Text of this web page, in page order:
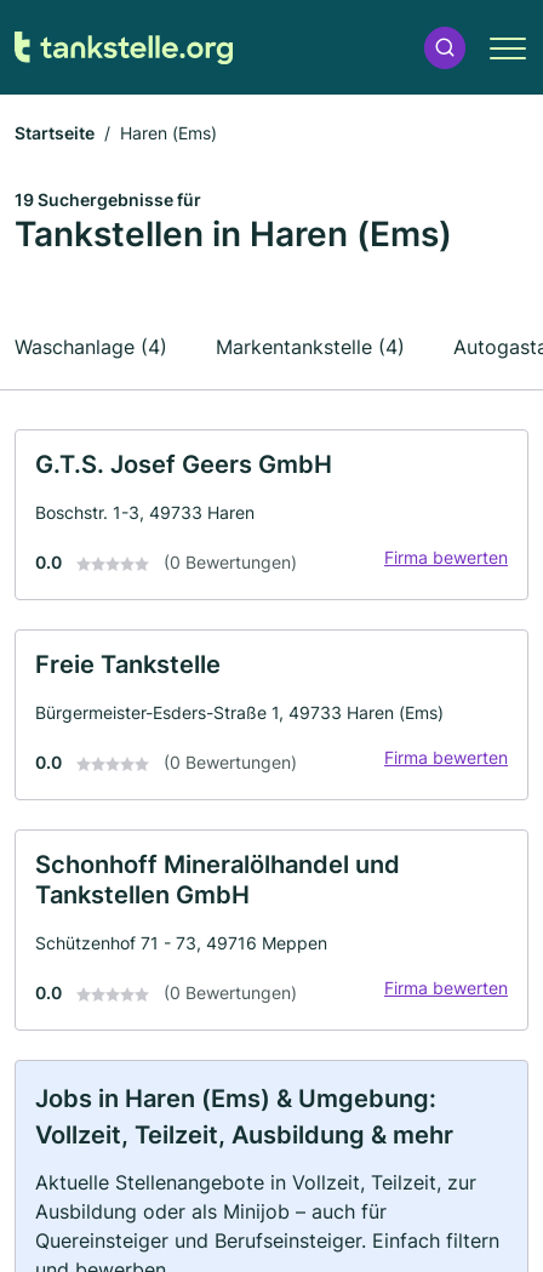
Startseite Haren (Ems)
19 Suchergebnisse für
Tankstellen in Haren (Ems)
Waschanlage (4) Markentankstelle (4)
G.T.S. Josef Geers GmbH
Boschstr. 1-3, 49733 Haren
0.0 (0 Bewertungen) Firma bewerten
Freie Tankstelle
Bürgermeister-Esders-Straße 1, 49733 Haren (Ems)
0.0 (0 Bewertungen) Firma bewerten
Schonhoff Mineralölhandel und
Tankstellen GmbH
Schützenhof 71 - 73, 49716 Meppen
0.0 (0 Bewertungen) Firma bewerten
Jobs in Haren (Ems) & Umgebung:
Vollzeit, Teilzeit, Ausbildung & mehr
Aktuelle Stellenangebote in Vollzeit, Teilzeit, zur
Ausbildung oder als Minijob – auch für
Quereinsteiger und Berufseinsteiger. Einfach filtern